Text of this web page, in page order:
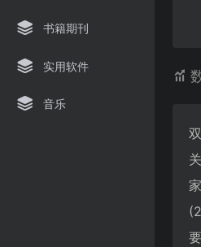
书籍期刊
实用软件
音乐